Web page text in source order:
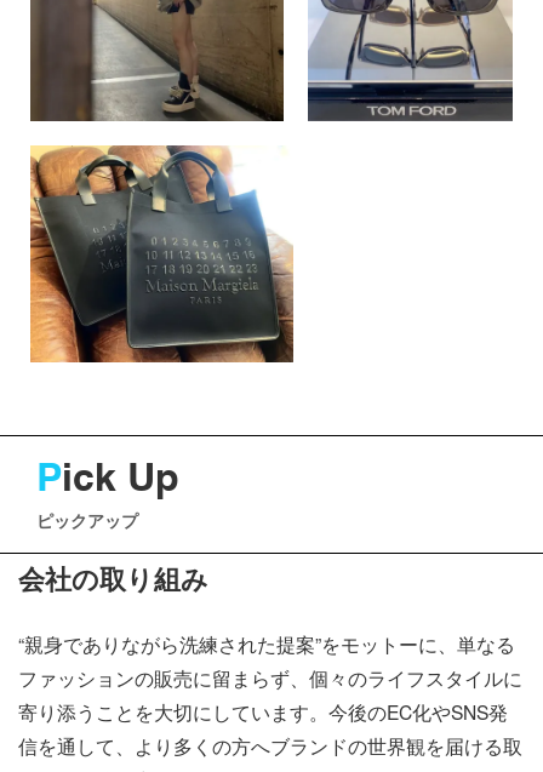
Pick Up
ピックアップ
会社の取り組み
“親身でありながら洗練された提案”をモットーに、単なる
ファッションの販売に留まらず、個々のライフスタイルに
寄り添うことを大切にしています。今後のEC化やSNS発
信を通して、より多くの方へブランドの世界観を届ける取